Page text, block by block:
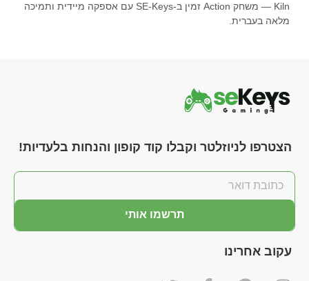
Kiln — משחק Action זמין ב-SE-Keys עם אספקה מיידית ותמיכה
מלאה בעברית.
הצטרפו לניוזלטר וקבלו קוד קופון והנחות בלעדיות!
תרשמו אותי
עקוב אחרינו